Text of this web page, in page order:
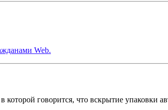
Web.
говорится, что вскрытие упаковки